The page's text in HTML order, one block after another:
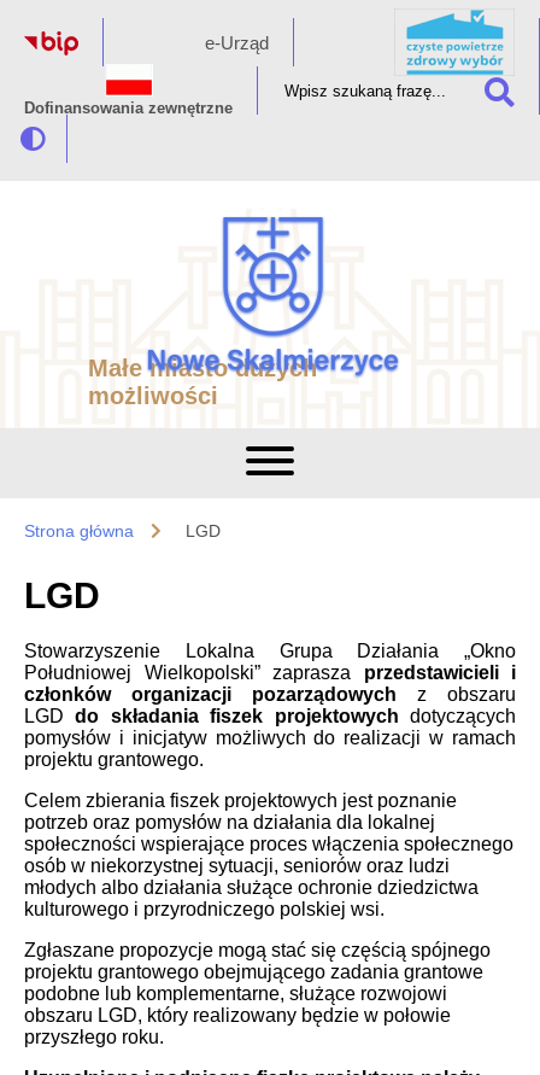
e-Urząd
Dofinansowania zewnętrzne
Małe miasto dużych
możliwości
Strona główna LGD
LGD
Stowarzyszenie Lokalna Grupa Działania „Okno
Południowej Wielkopolski” zaprasza przedstawicieli i
członków organizacji pozarządowych z obszaru
LGDdo składania fiszek projektowych dotyczących
pomysłów i inicjatyw możliwych do realizacji w ramach
projektu grantowego.
Celem zbierania fiszek projektowych jest poznanie
potrzeb oraz pomysłów na działania dla lokalnej
społeczności wspierające proces włączenia społecznego
osób w niekorzystnej sytuacji, seniorów oraz ludzi
młodych albo działania służące ochronie dziedzictwa
kulturowego i przyrodniczego polskiej wsi.
Zgłaszane propozycje mogą stać się częścią spójnego
projektu grantowego obejmującego zadania grantowe
podobne lub komplementarne, służące rozwojowi
obszaru LGD, który realizowany będzie w połowie
przyszłego roku.